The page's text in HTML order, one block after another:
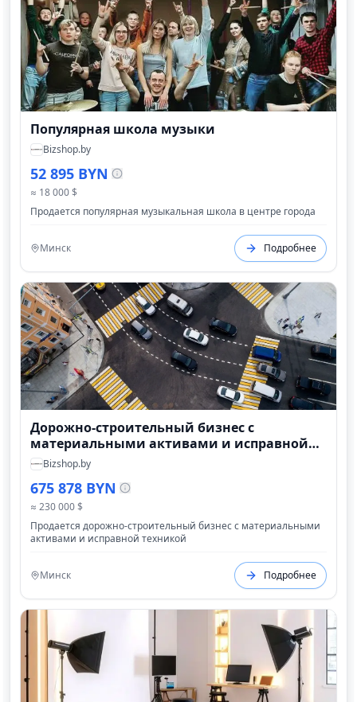
Популярная школа музыки
Bizshop.by
52 895 BYN
≈ 18 000 $
Продается популярная музыкальная школа в центре города
Минск Подробнее
Дорожно-строительный бизнес с
материальными активами и исправной
техникой
Bizshop.by
675 878 BYN
≈ 230 000 $
Продается дорожно-строительный бизнес с материальными
активами и исправной техникой
Минск Подробнее